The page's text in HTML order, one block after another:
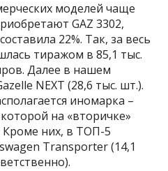
моделей чаще
GAZ 3302,
22%. Так, за весь
тиражом в 85,1 тыс.
Далее в нашем
NEXT (28,6 тыс. шт.).
иномарка –
на «вторичке»
Кроме них, в ТОП-5
Transporter (14,1